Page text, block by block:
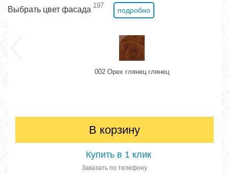
Выбрать цвет фасада 197
подробно
002 Орех глянец глянец
В корзину
Купить в 1 клик
Заказать по телефону